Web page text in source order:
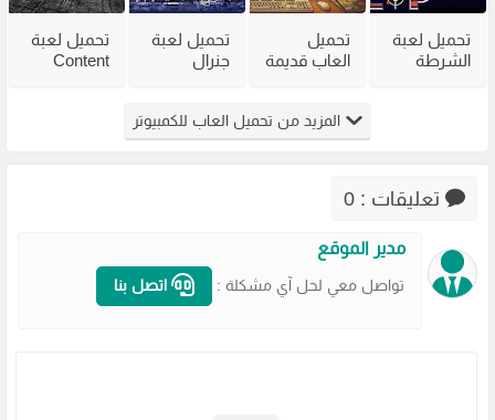
تحميل لعبة
الشرطة
تحميل
العاب قديمة
الضعيفة
برابط مباشر
تحميل لعبة
جنرال
Zero Hour
للكمبيوتر
تحميل لعبة
Content
المزيد من تحميل العاب للكمبيوتر
تعليقات : 0
مدير الموقع
تواصل معي لحل آي مشكلة : اتصل بنا